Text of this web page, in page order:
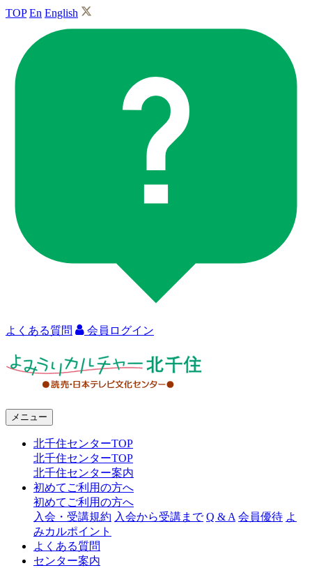
TOP En English
よくある質問 会員ログイン
ャ
メニュー
北千住センターTOP
北千住センターTOP
北千住センター案内
初めてご利用の方へ
初めてご利用の方へ
入会・受講規約 入会から受講まで Q & A 会員優待 よ
みカルポイント
よくある質問
センター案内